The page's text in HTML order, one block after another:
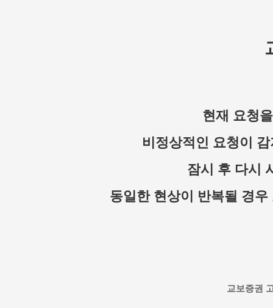
현재 요청
비정상적인 요청이
잠시 후 다시
동일한 현상이 반복될 경
교보증권